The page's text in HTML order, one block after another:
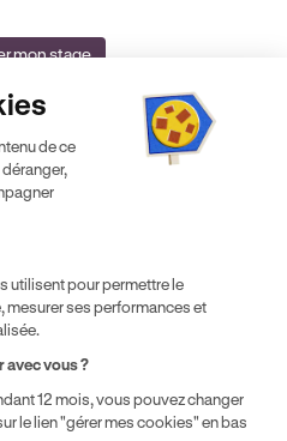
mon stage
de ce
utilisent pour permettre le
ses performances et
avec vous ?
12 mois, vous pouvez changer
le lien "gérer mes cookies" en bas